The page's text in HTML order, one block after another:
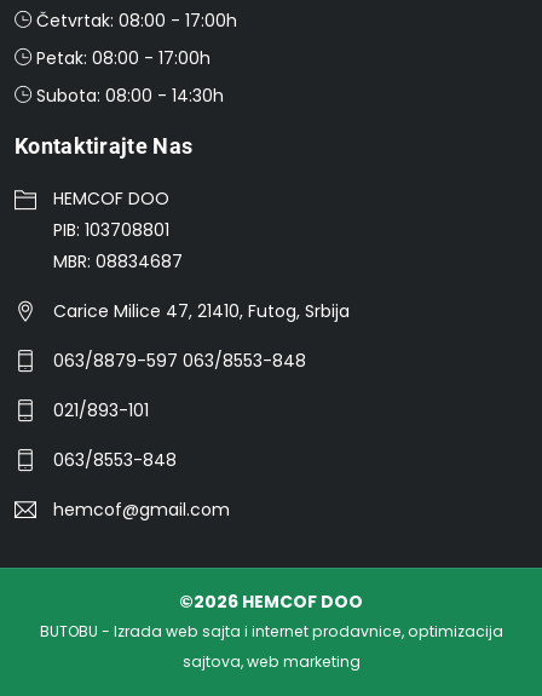
Četvrtak: 08:00 - 17:00h
Petak: 08:00 - 17:00h
Subota: 08:00 - 14:30h
Kontaktirajte Nas
HEMCOF DOO
PIB: 103708801
MBR: 08834687
Carice Milice 47, 21410, Futog, Srbija
063/8879-597 063/8553-848
021/893-101
063/8553-848
hemcof@gmail.com
©2026 HEMCOF DOO
BUTOBU - Izrada web sajta i internet prodavnice, optimizacija
sajtova, web marketing